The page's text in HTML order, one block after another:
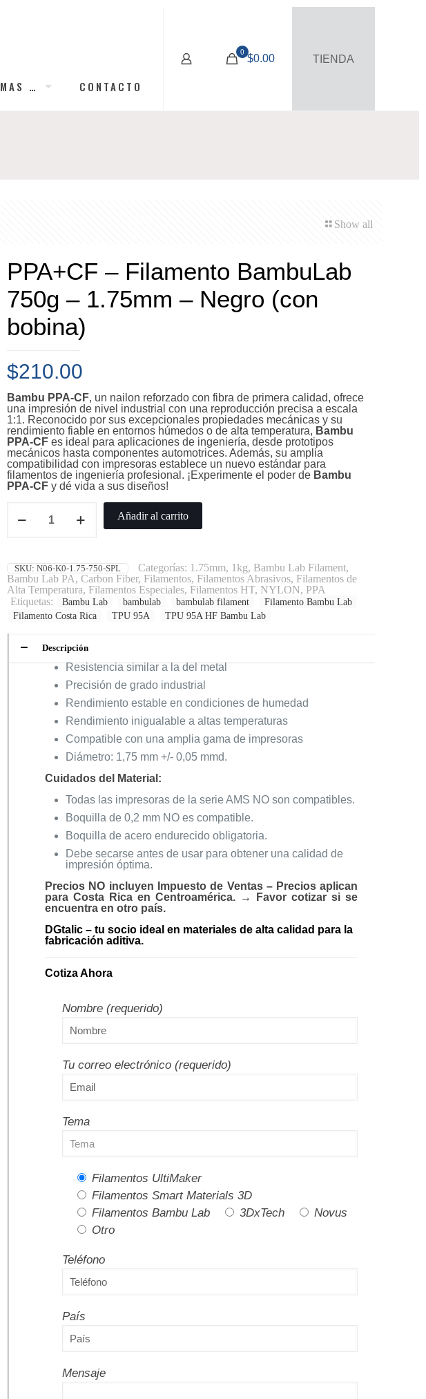
MAS … CONTACTO
0
$0.00 TIENDA
Show all
PPA+CF – Filamento BambuLab
750g – 1.75mm – Negro (con
bobina)
$210.00
Bambu PPA-CF, un nailon reforzado con fibra de primera calidad, ofrece
una impresión de nivel industrial con una reproducción precisa a escala
1:1. Reconocido por sus excepcionales propiedades mecánicas y su
rendimiento fiable en entornos húmedos o de alta temperatura, Bambu
PPA-CFes ideal para aplicaciones de ingeniería, desde prototipos
mecánicos hasta componentes automotrices. Además, su amplia
compatibilidad con impresoras establece un nuevo estándar para
filamentos de ingeniería profesional. ¡Experimente el poder de Bambu
PPA-CFy dé vida a sus diseños!
Añadir al carrito
SKU: N06-K0-1.75-750-SPL Categorías: 1.75mm, 1kg, Bambu Lab Filament,
Bambu Lab PA, Carbon Fiber, Filamentos, Filamentos Abrasivos, Filamentos de
Alta Temperatura, Filamentos Especiales, Filamentos HT, NYLON, PPA
Etiquetas:
Bambu Lab bambulab bambulab filament
Filamento Bambu Lab
Filamento Costa Rica
TPU 95A TPU 95A HF Bambu Lab
Descripción
Resistencia similar a la del metal
Precisión de grado industrial
Rendimiento estable en condiciones de humedad
Rendimiento inigualable a altas temperaturas
Compatible con una amplia gama de impresoras
Diámetro: 1,75 mm +/- 0,05 mmd.
Cuidados del Material:
Todas las impresoras de la serie AMS NO son compatibles.
Boquilla de 0,2 mm NO es compatible.
Boquilla de acero endurecido obligatoria.
Debe secarse antes de usar para obtener una calidad de
impresión óptima.
Precios NO incluyen Impuesto de Ventas – Precios aplican
para Costa Rica en Centroamérica. → Favor cotizar si se
encuentra en otro país.
DGtalic – tu socio ideal en materiales de alta calidad para la
fabricación aditiva.
Cotiza Ahora
Nombre (requerido)
Tu correo electrónico (requerido)
Tema
Filamentos UltiMaker
Filamentos Smart Materials 3D
Filamentos Bambu Lab
3DxTech
Novus
Otro
Teléfono
País
Mensaje